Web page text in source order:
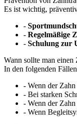
Es ist wichtig,
-
- Regelmäßige
- Schulung zur
Wann sollte man einen
In den folgenden
- Wenn der
- Bei starken
- Wenn der
- Wenn